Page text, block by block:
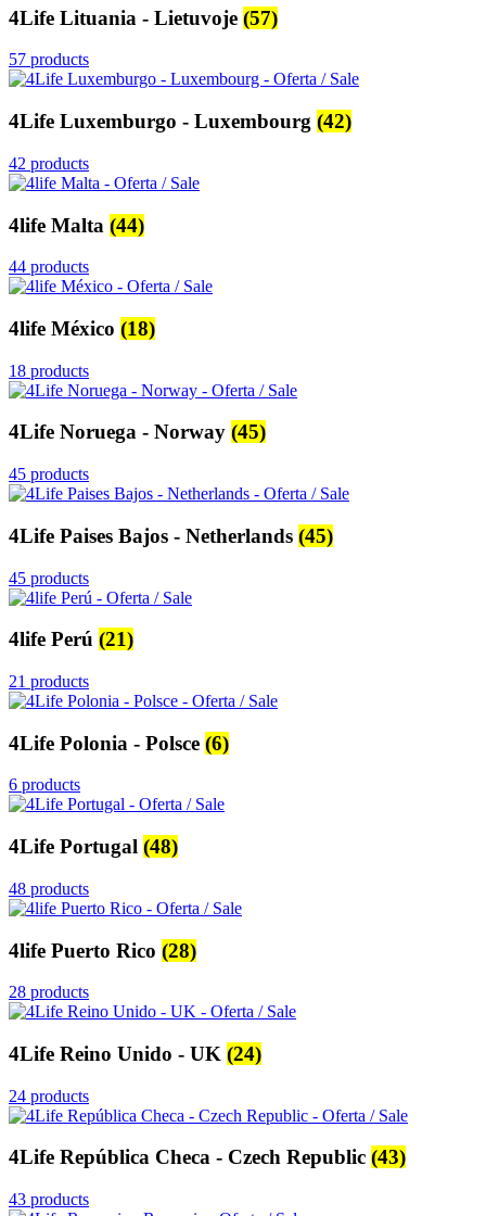
4Life Lituania - Lietuvoje (57)
57 products
4Life Luxemburgo - Luxembourg (42)
42 products
4life Malta (44)
44 products
4life México (18)
18 products
4Life Noruega - Norway (45)
45 products
4Life Paises Bajos - Netherlands (45)
45 products
4life Perú (21)
21 products
4Life Polonia - Polsce (6)
6 products
4Life Portugal (48)
48 products
4life Puerto Rico (28)
28 products
4Life Reino Unido - UK (24)
24 products
4Life República Checa - Czech Republic (43)
43 products